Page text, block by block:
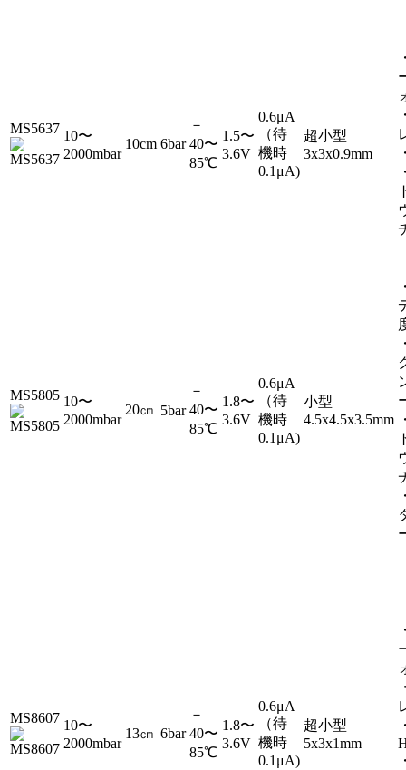
MS5637 10〜
2000mbar
10cm 6bar
－
40〜
85℃
1.5〜
3.6V
0.6μA
（待
機時
0.1μA)
超小型
3x3x0.9mm
MS5805 10〜
2000mbar
20㎝ 5bar
－
40〜
85℃
1.8〜
3.6V
0.6μA
（待
機時
0.1μA)
小型
4.5x4.5x3.5mm
MS8607 10〜
2000mbar
13㎝ 6bar
－
40〜
85℃
1.8〜
3.6V
0.6μA
（待
機時
0.1μA)
超小型
5x3x1mm